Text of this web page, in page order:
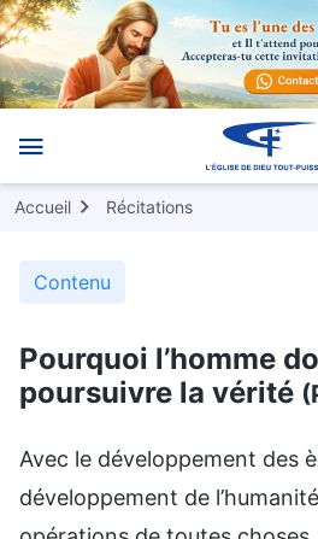
Accueil Récitations
Contenu
Pourquoi l’homme
poursuivre la vérité
Avec le développement des
développement de